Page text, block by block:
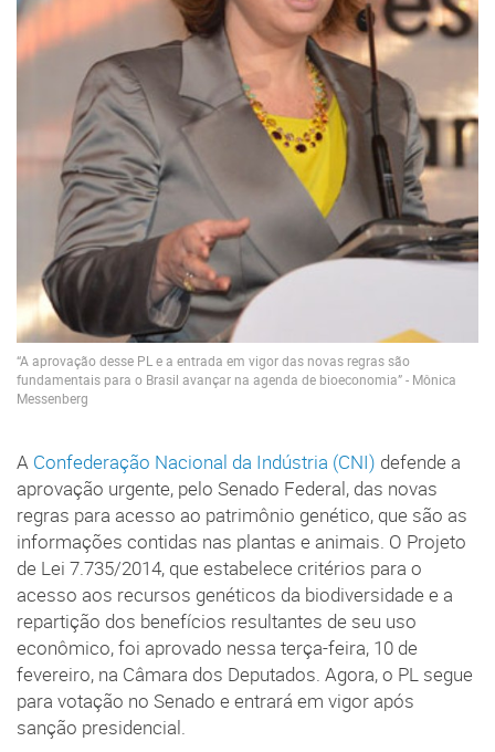
“A aprovação desse PL e a entrada em vigor das novas regras são
fundamentais para o Brasil avançar na agenda de bioeconomia” - Mônica
Messenberg
A Confederação Nacional da Indústria (CNI) defende a
aprovação urgente, pelo Senado Federal, das novas
regras para acesso ao patrimônio genético, que são as
informações contidas nas plantas e animais. O Projeto
de Lei 7.735/2014, que estabelece critérios para o
acesso aos recursos genéticos da biodiversidade e a
repartição dos benefícios resultantes de seu uso
econômico, foi aprovado nessa terça-feira, 10 de
fevereiro, na Câmara dos Deputados. Agora, o PL segue
para votação no Senado e entrará em vigor após
sanção presidencial.